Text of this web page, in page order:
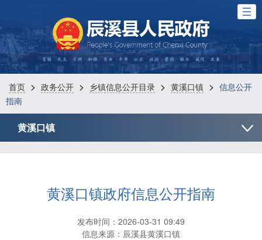
首页 > 政务公开 > 乡镇信息公开目录 > 黄溪口镇 > 信息公开
指南
黄溪口镇
黄溪口镇政府信息公开指南
发布时间：2026-03-31 09:49
信息来源：辰溪县黄溪口镇